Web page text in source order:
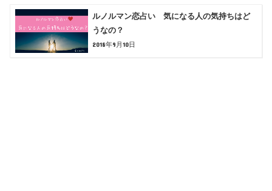
ルノルマン恋占い 気になる人の気持ちはど
うなの？
2018年9月10日